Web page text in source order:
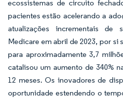
ecossistemas de circuito
pacientes estão acelerando a
atualizações incrementais de
Medicare em abril de 2023, por si
para aproximadamente 3,7
catalisou um aumento de 340%
12 meses. Os inovadores de
oportunidade estendendo o